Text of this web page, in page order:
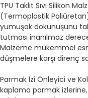
TPU Taklit Sıvı Silikon
(Termoplastik Poliüretan)
yumuşak dokunuşunu
tutması inanılmaz
Malzeme mükemmel
düşmelere karşı direnç
Parmak İzi Önleyici ve
kaplama parmak